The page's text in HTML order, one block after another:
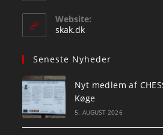
Website:
skak.dk
Seneste Nyheder
Nyt medlem af
Køge
5. AUGUST 2026